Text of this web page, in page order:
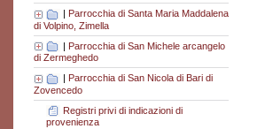
| Parrocchia di Santa Maria Maddalena
di Volpino, Zimella
| Parrocchia di San Michele arcangelo
di Zermeghedo
| Parrocchia di San Nicola di Bari di
Zovencedo
Registri privi di indicazioni di
provenienza